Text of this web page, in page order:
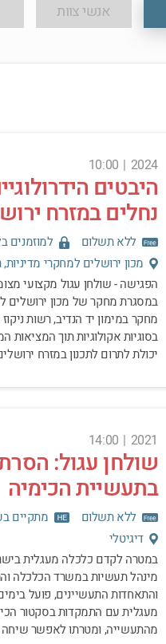
אנשי צוות
2024
|
10:00
היבטים
נחלים במזרח
ללא תשלום למוזמנים
מכון ירושלים למחקרי מדיניות,
הפגישה - שולחן עגול מקצועי
במסגרת מחקר של מכון ירושלים
מחקר במימון יד הנדיב, רשות
בסוגיות אקולוגיות תוך
יכולת לתרום לתכנון במזרח
2021
|
14:00
שולחן עגול:
בתעשיית הכימיה
ללא תשלום מתקיים
דיגיטלי
במטרה לקדם כלכלה מעגלית
מינהל תעשיות במשרד הכלכלה
והתאחדות התעשיינים, פועל
מעגלית עם התמקדות בסקטור
מהתעשייה, ומטרתו לאפשר שיחה